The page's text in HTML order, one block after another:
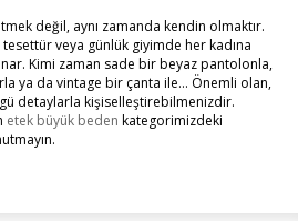
değil, aynı zamanda kendin olmaktır.
veya günlük giyimde her kadına
Kimi zaman sade bir beyaz pantolonla,
ya da vintage bir çanta ile… Önemli olan,
detaylarla kişiselleştirebilmenizdir.
etek büyük beden kategorimizdeki